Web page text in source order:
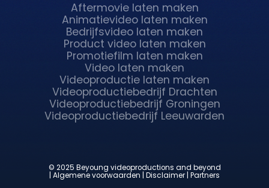
Aftermovie laten maken
Animatievideo laten maken
Bedrijfsvideo laten maken
Product video laten maken
Promotiefilm laten maken
Video laten maken
Videoproductie laten maken
Videoproductiebedrijf Drachten
Videoproductiebedrijf Groningen
Videoproductiebedrijf Leeuwarden
© 2025 Beyoung videoproductions and beyond
| Algemene voorwaarden
| Disclaimer | Partners